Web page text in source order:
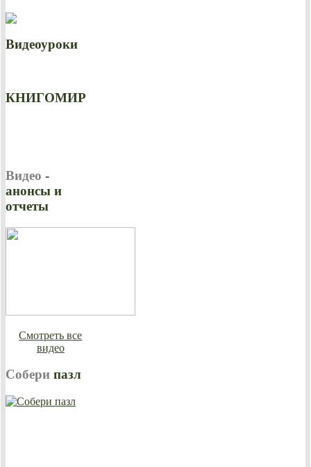
Видеоуроки
КНИГОМИР
Видео -
анонсы и
отчеты
Смотреть все
видео
Собери пазл